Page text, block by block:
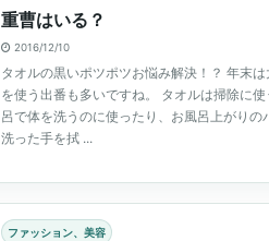
重曹はいる？
2016/12/10
タオルの黒いポツポツお悩み解決！？ 年末
を使う出番も多いですね。 タオルは掃除に
呂で体を洗うのに使ったり、お風呂上がりの
洗った手を拭 ...
ファッション、美容